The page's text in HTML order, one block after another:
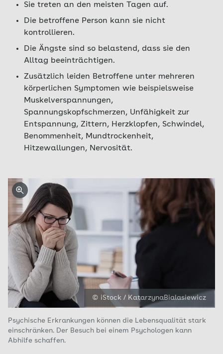
Sie treten an den meisten Tagen auf.
Die betroffene Person kann sie nicht
kontrollieren.
Die Ängste sind so belastend, dass sie den
Alltag beeinträchtigen.
Zusätzlich leiden Betroffene unter mehreren
körperlichen Symptomen wie beispielsweise
Muskelverspannungen,
Spannungskopfschmerzen, Unfähigkeit zur
Entspannung, Zittern, Herzklopfen, Schwindel,
Benommenheit, Mundtrockenheit,
Hitzewallungen, Nervosität.
© iStock / KatarzynaBialasiewicz
Psychische Erkrankungen können die Lebensqualität stark
einschränken. Der Besuch bei einem Psychologen kann
Abhilfe schaffen.